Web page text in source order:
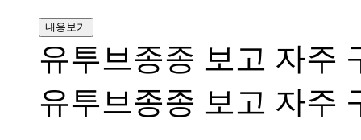
내용보기
유투브종종 보고 자주
유투브종종 보고 자주